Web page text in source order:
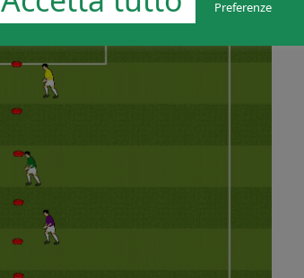
Preferenze